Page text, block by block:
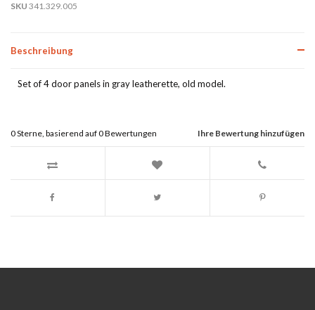
SKU 341.329.005
Beschreibung
Set of 4 door panels in gray leatherette, old model.
Ihre Bewertung hinzufügen
0Sterne, basierend auf0Bewertungen